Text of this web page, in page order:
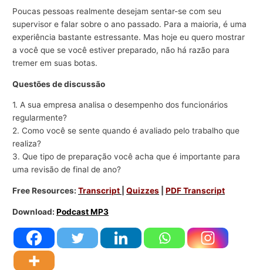
Poucas pessoas realmente desejam sentar-se com seu
supervisor e falar sobre o ano passado. Para a maioria, é uma
experiência bastante estressante. Mas hoje eu quero mostrar
a você que se você estiver preparado, não há razão para
tremer em suas botas.
Questões de discussão
1. A sua empresa analisa o desempenho dos funcionários
regularmente?
2. Como você se sente quando é avaliado pelo trabalho que
realiza?
3. Que tipo de preparação você acha que é importante para
uma revisão de final de ano?
Free Resources:Transcript |Quizzes |PDF Transcript
Download:Podcast MP3
i
o
s